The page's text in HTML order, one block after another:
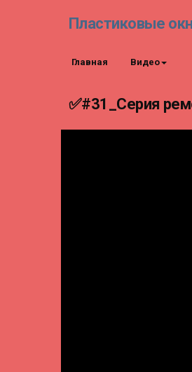
Пластиковые
Главная Видео
✅#31_Серия